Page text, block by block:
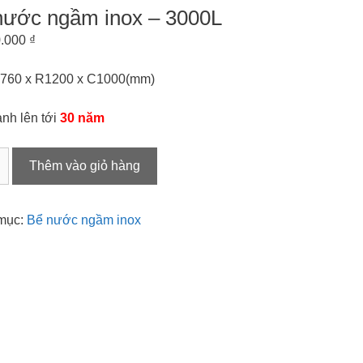
ngầm inox – 3000L
₫
x R1200 x C1000(mm)
lên tới30 năm
Thêm vào giỏ hàng
Bể nước ngầm inox